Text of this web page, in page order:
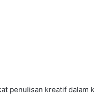
penulisan kreatif dalam